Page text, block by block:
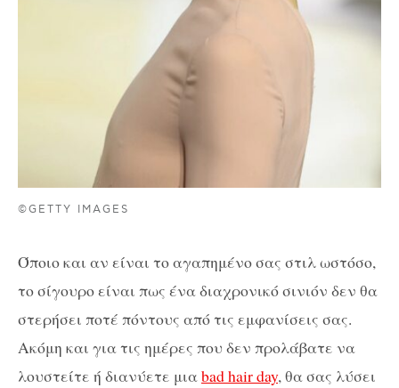
©GETTY IMAGES
Όποιο και αν είναι το αγαπημένο σας στιλ ωστόσο,
το σίγουρο είναι πως ένα διαχρονικό σινιόν δεν θα
στερήσει ποτέ πόντους από τις εμφανίσεις σας.
Ακόμη και για τις ημέρες που δεν προλάβατε να
λουστείτε ή διανύετε μιαbad hair day, θα σας λύσει